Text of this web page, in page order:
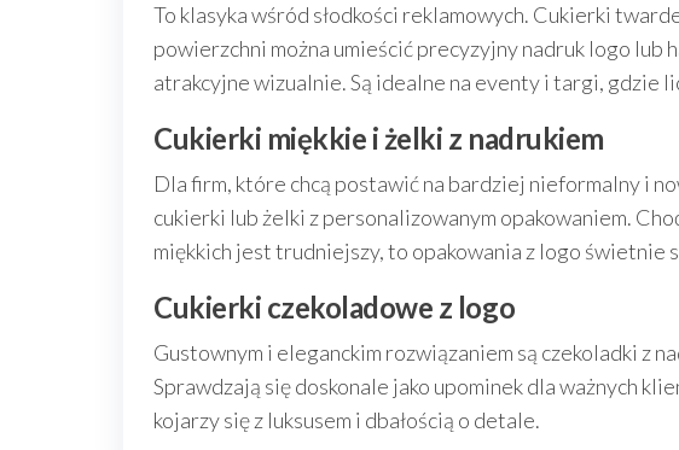
To klasyka wśród słodkości reklamowych. Cukierki
powierzchni można umieścić precyzyjny nadruk logo lub
atrakcyjne wizualnie. Są idealne na eventy i targi, gdzie
Cukierki miękkie i żelki z nadrukiem
Dla firm, które chcą postawić na bardziej nieformalny i
cukierki lub żelki z personalizowanym opakowaniem.
miękkich jest trudniejszy, to opakowania z logo świetnie
Cukierki czekoladowe z logo
Gustownym i eleganckim rozwiązaniem są czekoladki z
Sprawdzają się doskonale jako upominek dla ważnych
kojarzy się z luksusem i dbałością o detale.